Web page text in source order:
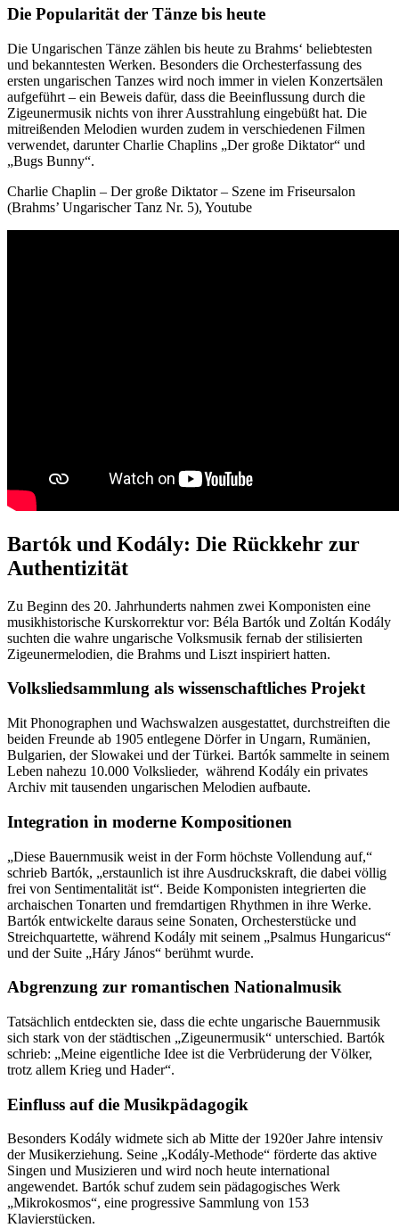
Die Popularität der Tänze bis heute
Die Ungarischen Tänze zählen bis heute zu Brahms‘ beliebtesten
und bekanntesten Werken. Besonders die Orchesterfassung des
ersten ungarischen Tanzes wird noch immer in vielen Konzertsälen
aufgeführt – ein Beweis dafür, dass die Beeinflussung durch die
Zigeunermusik nichts von ihrer Ausstrahlung eingebüßt hat. Die
mitreißenden Melodien wurden zudem in verschiedenen Filmen
verwendet, darunter Charlie Chaplins „Der große Diktator“ und
„Bugs Bunny“.
Charlie Chaplin – Der große Diktator – Szene im Friseursalon
(Brahms’ Ungarischer Tanz Nr. 5), Youtube
Bartók und Kodály: Die Rückkehr zur
Authentizität
Zu Beginn des 20. Jahrhunderts nahmen zwei Komponisten eine
musikhistorische Kurskorrektur vor: Béla Bartók und Zoltán Kodály
suchten die wahre ungarische Volksmusik fernab der stilisierten
Zigeunermelodien, die Brahms und Liszt inspiriert hatten.
Volksliedsammlung als wissenschaftliches Projekt
Mit Phonographen und Wachswalzen ausgestattet, durchstreiften die
beiden Freunde ab 1905 entlegene Dörfer in Ungarn, Rumänien,
Bulgarien, der Slowakei und der Türkei. Bartók sammelte in seinem
Leben nahezu 10.000 Volkslieder, während Kodály ein privates
Archiv mit tausenden ungarischen Melodien aufbaute.
Integration in moderne Kompositionen
„Diese Bauernmusik weist in der Form höchste Vollendung auf,“
schrieb Bartók, „erstaunlich ist ihre Ausdruckskraft, die dabei völlig
frei von Sentimentalität ist“. Beide Komponisten integrierten die
archaischen Tonarten und fremdartigen Rhythmen in ihre Werke.
Bartók entwickelte daraus seine Sonaten, Orchesterstücke und
Streichquartette, während Kodály mit seinem „Psalmus Hungaricus“
und der Suite „Háry János“ berühmt wurde.
Abgrenzung zur romantischen Nationalmusik
Tatsächlich entdeckten sie, dass die echte ungarische Bauernmusik
sich stark von der städtischen „Zigeunermusik“ unterschied. Bartók
schrieb: „Meine eigentliche Idee ist die Verbrüderung der Völker,
trotz allem Krieg und Hader“.
Einfluss auf die Musikpädagogik
Besonders Kodály widmete sich ab Mitte der 1920er Jahre intensiv
der Musikerziehung. Seine „Kodály-Methode“ förderte das aktive
Singen und Musizieren und wird noch heute international
angewendet. Bartók schuf zudem sein pädagogisches Werk
„Mikrokosmos“, eine progressive Sammlung von 153
Klavierstücken.